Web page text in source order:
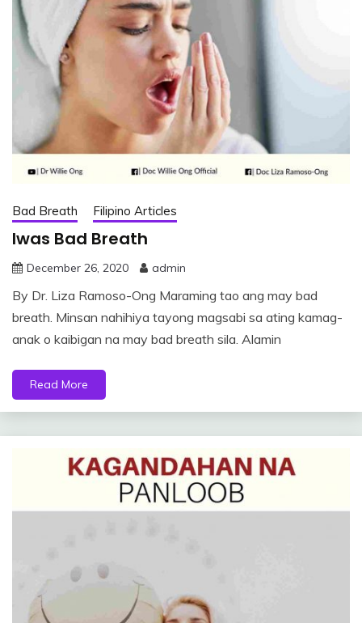
Bad Breath Filipino Articles
Iwas Bad Breath
December 26, 2020 admin
By Dr. Liza Ramoso-Ong Maraming tao ang may bad
breath. Minsan nahihiya tayong magsabi sa ating kamag-
anak o kaibigan na may bad breath sila. Alamin
Read More